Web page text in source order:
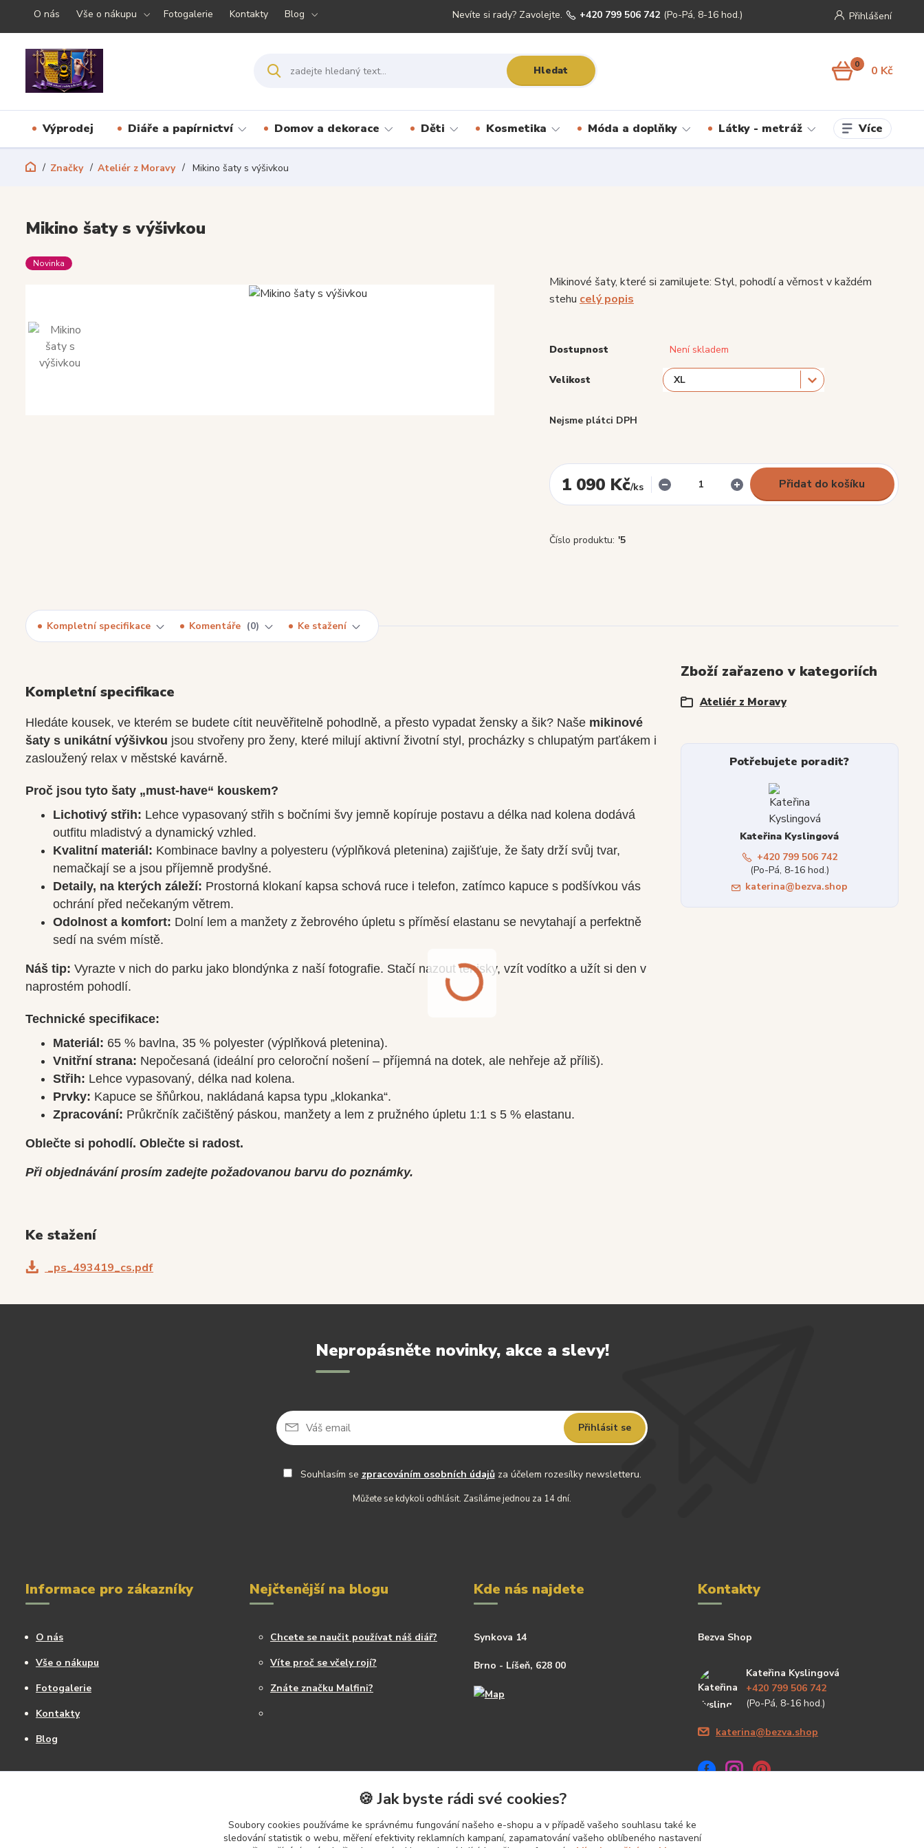
O nás Vše o nákupu Fotogalerie Kontakty Blog Přihlášení
Hledat
Nevíte si rady? Zavolejte. +420 799 506 742 (Po-Pá, 8-16 hod.)
0 0 Kč
Výprodej Diáře a papírnictví Domov a dekorace Děti Kosmetika Móda a doplňky Látky - metráž Více
Značky Ateliér z Moravy Mikino šaty s výšivkou
Mikino šaty s výšivkou
Novinka
Mikinové šaty, které si zamilujete: Styl, pohodlí a věrnost v každém
stehu celý popis
Dostupnost Není skladem
Velikost
Nejsme plátci DPH
1 090 Kč/ks Přidat do košíku
Číslo produktu: '5
Kompletní specifikace Komentáře 0 Ke stažení
Kompletní specifikace
Hledáte kousek, ve kterém se budete cítit neuvěřitelně pohodlně, a přesto vypadat žensky a šik? Naše mikinové
šaty s unikátní výšivkou jsou stvořeny pro ženy, které milují aktivní životní styl, procházky s chlupatým parťákem i
zasloužený relax v městské kavárně.
Proč jsou tyto šaty „must-have“ kouskem?
Lichotivý střih: Lehce vypasovaný střih s bočními švy jemně kopíruje postavu a délka nad kolena dodává
outfitu mladistvý a dynamický vzhled.
Kvalitní materiál: Kombinace bavlny a polyesteru (výplňková pletenina) zajišťuje, že šaty drží svůj tvar,
nemačkají se a jsou příjemně prodyšné.
Detaily, na kterých záleží: Prostorná klokaní kapsa schová ruce i telefon, zatímco kapuce s podšívkou vás
ochrání před nečekaným větrem.
Odolnost a komfort: Dolní lem a manžety z žebrového úpletu s příměsí elastanu se nevytahají a perfektně
sedí na svém místě.
Náš tip: Vyrazte v nich do parku jako blondýnka z naší fotografie. Stačí nazout tenisky, vzít vodítko a užít si den v
naprostém pohodlí.
Technické specifikace:
Materiál: 65 % bavlna, 35 % polyester (výplňková pletenina).
Vnitřní strana: Nepočesaná (ideální pro celoroční nošení – příjemná na dotek, ale nehřeje až příliš).
Střih: Lehce vypasovaný, délka nad kolena.
Prvky: Kapuce se šňůrkou, nakládaná kapsa typu „klokanka“.
Zpracování: Průkrčník začištěný páskou, manžety a lem z pružného úpletu 1:1 s 5 % elastanu.
Oblečte si pohodlí. Oblečte si radost.
Při objednávání prosím zadejte požadovanou barvu do poznámky.
Zboží zařazeno v kategoriích
Ateliér z Moravy
Potřebujete poradit?
Kateřina Kyslingová
+420 799 506 742
(Po-Pá, 8-16 hod.)
katerina@bezva.shop
Ke stažení
_ps_493419_cs.pdf
Nepropásněte novinky, akce a slevy!
Přihlásit se
Souhlasím se zpracováním osobních údajůza účelem rozesílky newsletteru.
Můžete se kdykoli odhlásit. Zasíláme jednou za 14 dní.
Informace pro zákazníky
O nás
Vše o nákupu
Fotogalerie
Kontakty
Blog
Nejčtenější na blogu
Chcete se naučit používat náš diář?
Víte proč se včely rojí?
Znáte značku Malfini?
Kde nás najdete
Synkova 14
Brno - Líšeň, 628 00
Kontakty
Bezva Shop
Kateřina Kyslingová
+420 799 506 742
(Po-Pá, 8-16 hod.)
katerina@bezva.shop
🍪 Jak byste rádi své cookies?
Soubory cookies používáme ke správnému fungování našeho e-shopu a v případě vašeho souhlasu také ke
sledování statistik o webu, měření efektivity reklamních kampaní, zapamatování vašeho oblíbeného nastavení